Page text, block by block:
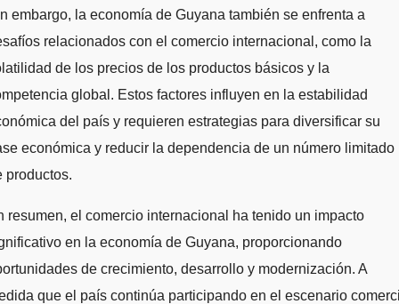
embargo, la economía de Guyana también se enfrenta a
relacionados con el comercio internacional, como la
de los precios de los productos básicos y la
global. Estos factores influyen en la estabilidad
del país y requieren estrategias para diversificar su
económica y reducir la dependencia de un número limitado
productos.
resumen, el comercio internacional ha tenido un impacto
en la economía de Guyana, proporcionando
de crecimiento, desarrollo y modernización. A
que el país continúa participando en el escenario